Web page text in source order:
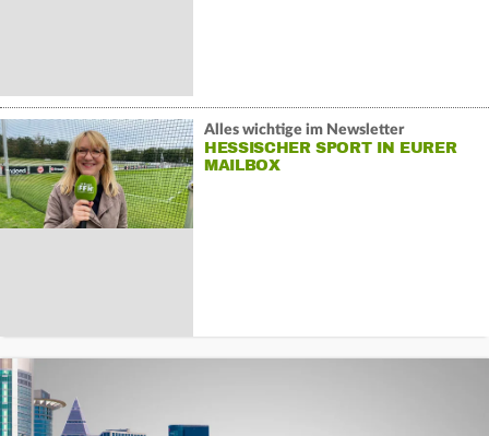
Alles wichtige im Newsletter
HESSISCHER SPORT IN EURER
MAILBOX